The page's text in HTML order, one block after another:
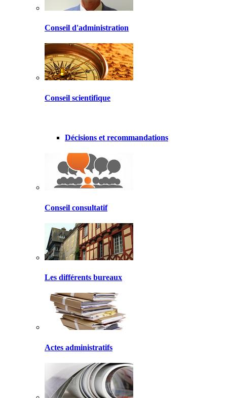
Conseil d'administration
Conseil scientifique
Décisions et recommandations
Conseil consultatif
Les différents bureaux
Actes administratifs